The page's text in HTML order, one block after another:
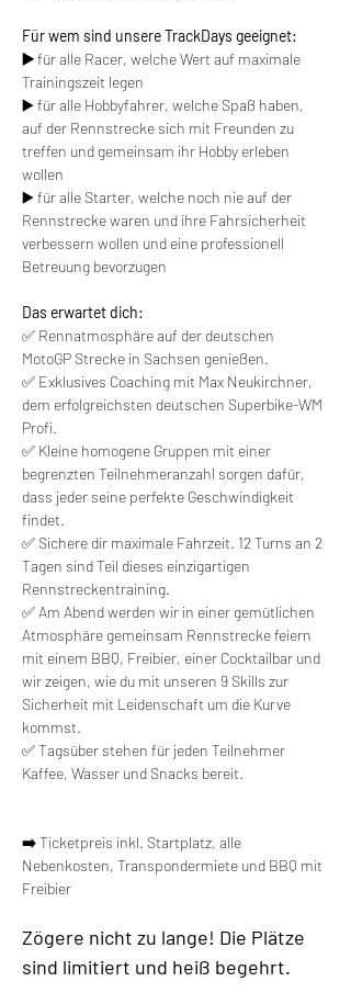
Für wem sind unsere TrackDays geeignet:
▶️ für alle Racer, welche Wert auf maximale
Trainingszeit legen
▶️ für alle Hobbyfahrer, welche Spaß haben,
auf der Rennstrecke sich mit Freunden zu
treffen und gemeinsam ihr Hobby erleben
wollen
▶️ für alle Starter, welche noch nie auf der
Rennstrecke waren und ihre Fahrsicherheit
verbessern wollen und eine professionell
Betreuung bevorzugen
Das erwartet dich:
✅ Rennatmosphäre auf der deutschen
MotoGP Strecke in Sachsen genießen.
✅ Exklusives Coaching mit Max Neukirchner,
dem erfolgreichsten deutschen Superbike-WM
Profi.
✅ Kleine homogene Gruppen mit einer
begrenzten Teilnehmeranzahl sorgen dafür,
dass jeder seine perfekte Geschwindigkeit
findet.
✅ Sichere dir maximale Fahrzeit. 12 Turns an 2
Tagen sind Teil dieses einzigartigen
Rennstreckentraining.
✅ Am Abend werden wir in einer gemütlichen
Atmosphäre gemeinsam Rennstrecke feiern
mit einem BBQ, Freibier, einer Cocktailbar und
wir zeigen, wie du mit unseren 9 Skills zur
Sicherheit mit Leidenschaft um die Kurve
kommst.
✅ Tagsüber stehen für jeden Teilnehmer
Kaffee, Wasser und Snacks bereit.
➡️ Ticketpreis inkl. Startplatz, alle
Nebenkosten, Transpondermiete und BBQ mit
Freibier
Zögere nicht zu lange! Die Plätze
sind limitiert und heiß begehrt.